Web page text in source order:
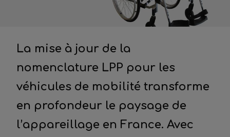
La mise à jour de la
nomenclature LPP pour les
véhicules de mobilité transforme
en profondeur le paysage de
l’appareillage en France. Avec